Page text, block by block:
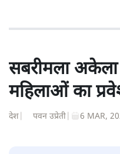
सबरीमला अकेला
महिलाओं का
देश पवन उप्रेती 6 MAR,